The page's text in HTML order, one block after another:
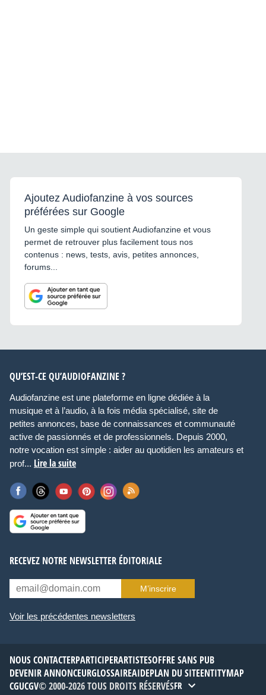
Ajoutez Audiofanzine à vos sources
préférées sur Google
Un geste simple qui soutient Audiofanzine et vous
permet de retrouver plus facilement tous nos
contenus : news, tests, avis, petites annonces,
forums...
QU’EST-CE QU’AUDIOFANZINE ?
Audiofanzine est une plateforme en ligne dédiée à la
musique et à l’audio, à la fois média spécialisé, site de
petites annonces, base de connaissances et communauté
active de passionnés et de professionnels. Depuis 2000,
notre vocation est simple : aider au quotidien les amateurs et
prof... Lire la suite
RECEVEZ NOTRE NEWSLETTER ÉDITORIALE
M’inscrire
Voir les précédentes newsletters
NOUS CONTACTERPARTICIPERARTISTESOFFRE SANS PUB
DEVENIR ANNONCEURGLOSSAIREAIDEPLAN DU SITEENTITYMAP
CGUCGV© 2000-2026 TOUS DROITS RÉSERVÉSFR